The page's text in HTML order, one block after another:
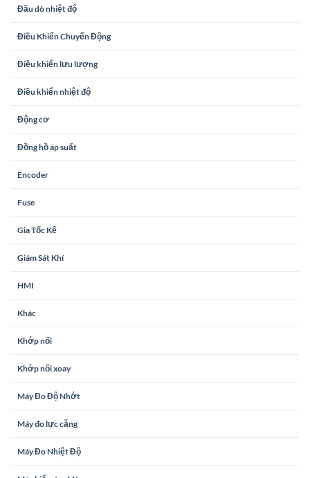
Đầu dò nhiệt độ
Điều Khiển Chuyển Động
Điều khiển lưu lượng
Điều khiển nhiệt độ
Động cơ
Đồng hồ áp suất
Encoder
Fuse
Gia Tốc Kế
Giám Sát Khí
HMI
Khác
Khớp nối
Khớp nối xoay
Máy Đo Độ Nhớt
Máy đo lực căng
Máy Đo Nhiệt Độ